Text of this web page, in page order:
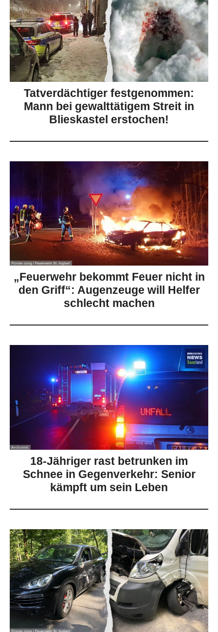
Tatverdächtiger festgenommen:
Mann bei gewalttätigem Streit in
Blieskastel erstochen!
„Feuerwehr bekommt Feuer nicht in
den Griff“: Augenzeuge will Helfer
schlecht machen
18-Jähriger rast betrunken im
Schnee in Gegenverkehr: Senior
kämpft um sein Leben